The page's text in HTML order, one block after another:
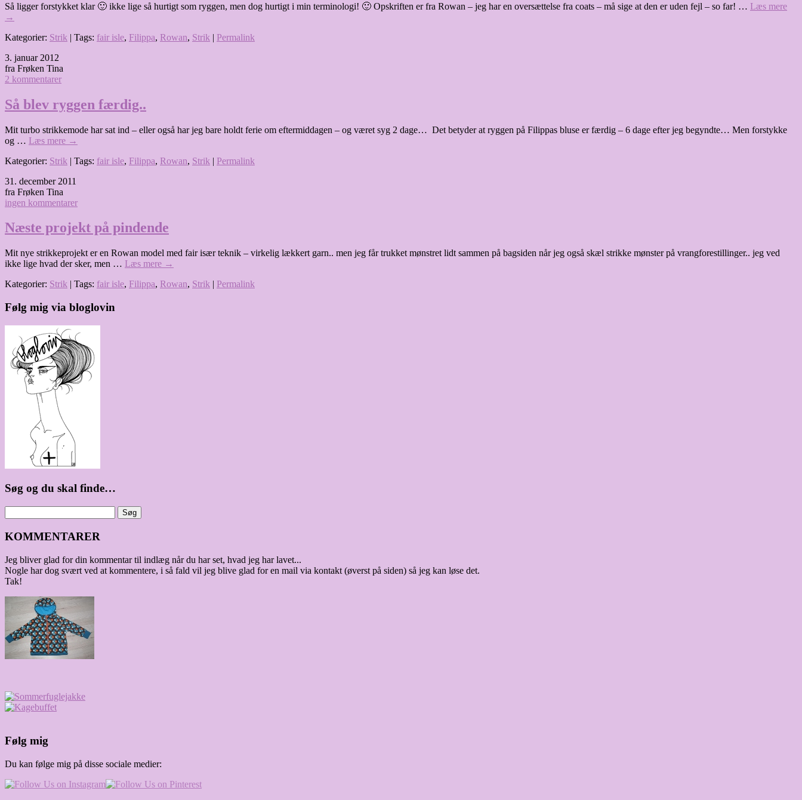
Så ligger forstykket klar 🙂 ikke lige så hurtigt som ryggen, men dog hurtigt i min terminologi! 🙂 Opskriften er fra Rowan – jeg har en oversættelse fra coats – må sige at den er uden fejl – so far! … Læs mere
→
Kategorier: Strik | Tags: fair isle, Filippa, Rowan, Strik | Permalink
3. januar 2012
fra Frøken Tina
2 kommentarer
Så blev ryggen færdig..
Mit turbo strikkemode har sat ind – eller også har jeg bare holdt ferie om eftermiddagen – og været syg 2 dage… Det betyder at ryggen på Filippas bluse er færdig – 6 dage efter jeg begyndte… Men forstykke
og … Læs mere →
Kategorier: Strik | Tags: fair isle, Filippa, Rowan, Strik | Permalink
31. december 2011
fra Frøken Tina
ingen kommentarer
Næste projekt på pindende
Mit nye strikkeprojekt er en Rowan model med fair især teknik – virkelig lækkert garn.. men jeg får trukket mønstret lidt sammen på bagsiden når jeg også skæl strikke mønster på vrangforestillinger.. jeg ved
ikke lige hvad der sker, men … Læs mere →
Kategorier: Strik | Tags: fair isle, Filippa, Rowan, Strik | Permalink
Følg mig via bloglovin
Søg og du skal finde…
KOMMENTARER
Jeg bliver glad for din kommentar til indlæg når du har set, hvad jeg har lavet...
Nogle har dog svært ved at kommentere, i så fald vil jeg blive glad for en mail via kontakt (øverst på siden) så jeg kan løse det.
Tak!
Følg mig
Du kan følge mig på disse sociale medier: